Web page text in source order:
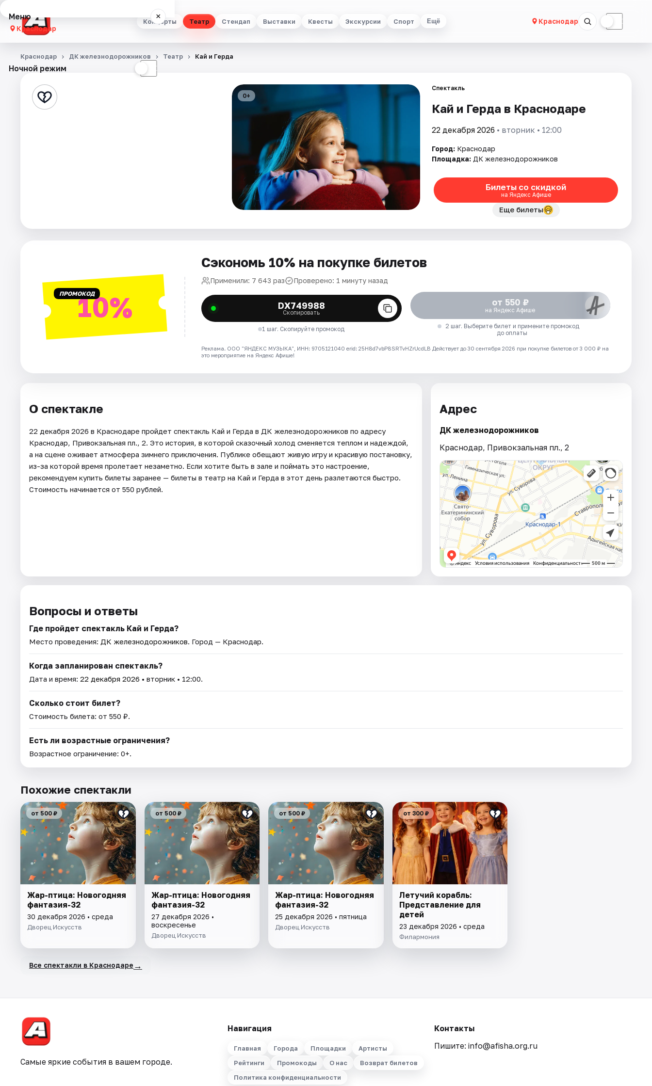
Концерты Театр Стендап Выставки Квесты Экскурсии Спорт Ещё Краснодар ☾
Меню ×
Краснодар
Концерты
Стендап
Артисты
Ночной режим ☾
Краснодар ДК железнодорожников Театр Кай и Герда
0+
Спектакль
Кай и Герда в Краснодаре
22 декабря 2026 • вторник • 12:00
Город: Краснодар
Площадка: ДК железнодорожников
Билеты со скидкой
на Яндекс Афише
Еще билеты
ПРОМОКОД10%
Сэкономь 10% на покупке билетов
Применили: 7 643 раз Проверено: 1 минуту назад
DX749988
Скопировать
1 шаг. Скопируйте промокод
от 550 ₽
на Яндекс Афише
2 шаг. Выберите билет и примените промокод
до оплаты
Реклама. ООО "ЯНДЕКС МУЗЫКА", ИНН: 9705121040 erid: 25H8d7vbP8SRTvHZrUcdLB Действует до 30 сентября 2026 при покупке билетов от 3 000 ₽ на
это мероприятие на Яндекс Афише!
О спектакле
22 декабря 2026 в Краснодаре пройдет спектакль Кай и Герда в ДК железнодорожников по адресу
Краснодар, Привокзальная пл., 2. Это история, в которой сказочный холод сменяется теплом и надеждой,
а на сцене оживает атмосфера зимнего приключения. Публике обещают живую игру и красивую постановку,
из-за которой время пролетает незаметно. Если хотите быть в зале и поймать это настроение,
рекомендуем купить билеты заранее — билеты в театр на Кай и Герда в этот день разлетаются быстро.
Стоимость начинается от 550 рублей.
Адрес
ДК железнодорожников
Краснодар, Привокзальная пл., 2
Вопросы и ответы
Где пройдет спектакль Кай и Герда?
Место проведения: ДК железнодорожников. Город — Краснодар.
Когда запланирован спектакль?
Дата и время: 22 декабря 2026 • вторник • 12:00.
Сколько стоит билет?
Стоимость билета: от 550 ₽.
Есть ли возрастные ограничения?
Возрастное ограничение: 0+.
Похожие спектакли
от 500 ₽
Жар-птица: Новогодняя
фантазия-32
30 декабря 2026 • среда
Дворец Искусств
от 500 ₽
Жар-птица: Новогодняя
фантазия-32
27 декабря 2026 •
воскресенье
Дворец Искусств
от 500 ₽
Жар-птица: Новогодняя
фантазия-32
25 декабря 2026 • пятница
Дворец Искусств
от 300 ₽
Летучий корабль:
Представление для
детей
23 декабря 2026 • среда
Филармония
Все спектакли в Краснодаре →
Самые яркие события в вашем городе.
Навигация
Главная Города Площадки
Артисты
Рейтинги
Промокоды О нас
Возврат билетов
Политика конфиденциальности
Контакты
Пишите: info@afisha.org.ru